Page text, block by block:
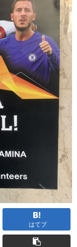
はてブ